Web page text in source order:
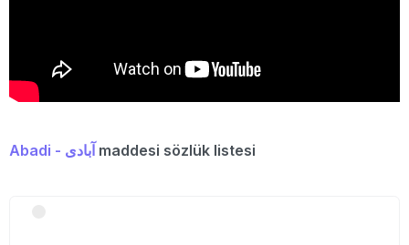
Abadi - آبادی maddesi sözlük listesi